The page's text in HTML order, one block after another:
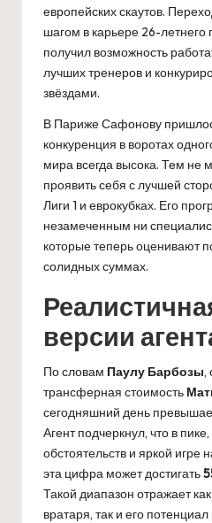
европейских скаутов.
шагом в карьере 26-летнего
получил возможность
лучших тренеров и
звёздами.
В Париже Сафонову
конкуренция в воротах
мира всегда высока. Тем не
проявить себя с лучшей
Лиги 1 и еврокубках. Его
незамеченным ни
которые теперь оценивают
солидных суммах.
версии
По словам Паулу Барбозы,
трансферная стоимость
сегодняшний день
Агент подчеркнул, что в
обстоятельств и яркой игре
эта цифра может достигать
Такой диапазон отражает
вратаря, так и его